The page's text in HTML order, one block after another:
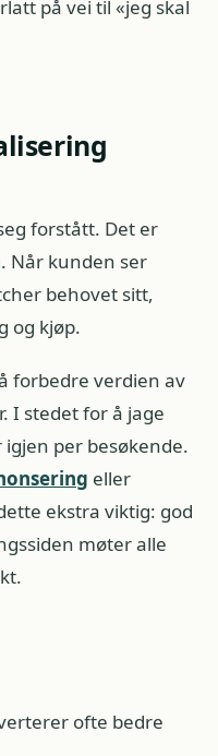
på vei til «jeg skal
forstått. Det er
Når kunden ser
behovet sitt,
og kjøp.
forbedre verdien av
I stedet for å jage
per besøkende.
eller
ekstra viktig: god
møter alle
ofte bedre